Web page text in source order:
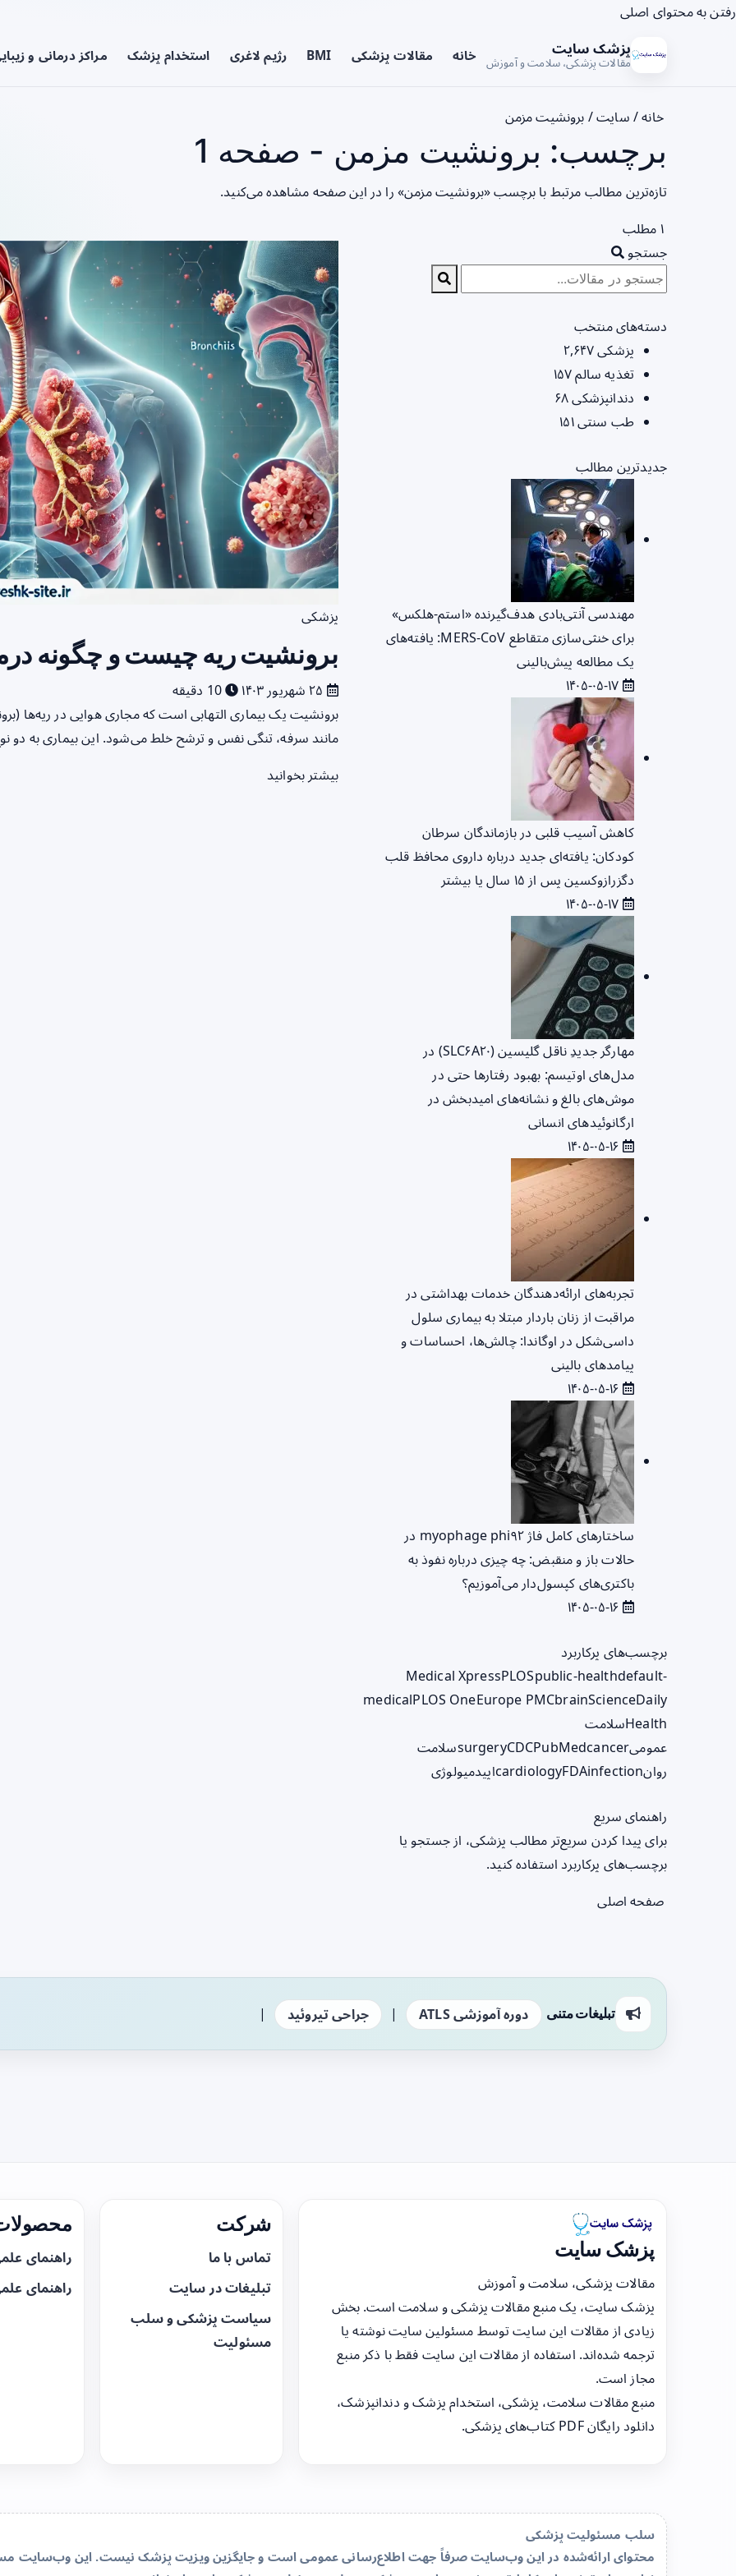
رفتن به محتوای اصلی
پزشک سایت
مقالات پزشکی، سلامت و آموزش خانه مقالات پزشکی BMI رژیم لاغری استخدام پزشک مراکز درمانی و
خانه/ سایت/ برونشیت مزمن
برچسب: برونشیت مزمن - صفحه 1
تازه‌ترین مطالب مرتبط با برچسب «برونشیت مزمن» را در این صفحه مشاهده می‌کنید.
۱ مطلب
پزشکی
برونشیت ریه چیست و چگونه
10 دقیقه
برونشیت یک بیماری التهابی است که مجاری هوایی در ریه‌ها
مانند سرفه، تنگی نفس و ترشح خلط می‌شود. این بیماری به دو
بیشتر بخوانید
جستجو
دسته‌های منتخب
پزشکی۲,۶۴۷
تغذیه سالم۱۵۷
دندانپزشکی۶۸
طب سنتی۱۵۱
جدیدترین مطالب
مهندسی آنتی‌بادی هدف‌گیرنده «استم-هلکس»
برای خنثی‌سازی متقاطع MERS-CoV: یافته‌های
یک مطالعه پیش‌بالینی
کاهش آسیب قلبی در بازماندگان سرطان
کودکان: یافته‌ای جدید درباره داروی محافظ قلب
دگزرازوکسین پس از ۱۵ سال یا بیشتر
مهارگر جدیدِ ناقل گلیسین (SLC۶A۲۰) در
مدل‌های اوتیسم: بهبود رفتارها حتی در
موش‌های بالغ و نشانه‌های امیدبخش در
ارگانوئیدهای انسانی
تجربه‌های ارائه‌دهندگان خدمات بهداشتی در
مراقبت از زنان باردار مبتلا به بیماری سلول
داسی‌شکل در اوگاندا: چالش‌ها، احساسات و
پیامدهای بالینی
ساختارهای کامل فاژ myophage phi۹۲ در
حالات باز و منقبض: چه چیزی درباره نفوذ به
باکتری‌های کپسول‌دار می‌آموزیم؟
برچسب‌های پرکاربرد
Medical XpressPLOSpublic-healthdefault-
medicalPLOS OneEurope PMCbrainScienceDaily
Healthسلامت
عمومی
surgeryCDCPubMedcancer
سلامت
روان
cardiologyFDAinfection اپیدمیولوژی
راهنمای سریع
برای پیدا کردن سریع‌تر مطالب پزشکی، از جستجو یا
برچسب‌های پرکاربرد استفاده کنید.
صفحه اصلی
تبلیغات متنی دوره آموزشی ATLS | جراحی تیروئید |
پزشک سایت
مقالات پزشکی، سلامت و آموزش
پزشک سایت، یک منبع مقالات پزشکی و سلامت است. بخش
زیادی از مقالات این سایت توسط مسئولین سایت نوشته یا
ترجمه شده‌اند. استفاده از مقالات این سایت فقط با ذکر منبع
مجاز است.
منبع مقالات سلامت، پزشکی، استخدام پزشک و دندانپزشک،
دانلود رایگان PDF کتاب‌های پزشکی.
شرکت
تماس با ما
تبلیغات در سایت
سیاست پزشکی و سلب
مسئولیت
راهنمای
راهنمای
سلب مسئولیت پزشکی
محتوای ارائه‌شده در این وب‌سایت صرفاً جهت اطلاع‌رسانی عمومی است و جایگزین ویزیت پزشک نیست. این وب‌سایت